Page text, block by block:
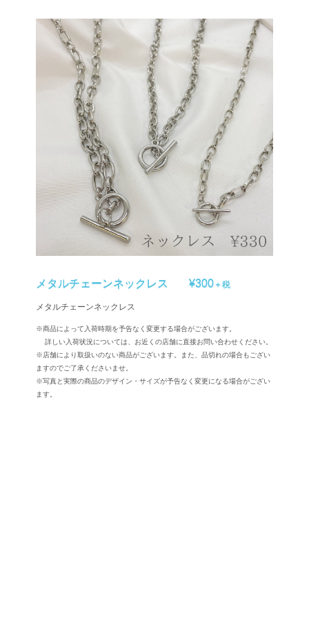
メタルチェーンネックレス ¥300＋税
メタルチェーンネックレス
※商品によって入荷時期を予告なく変更する場合がございます。
詳しい入荷状況については、お近くの店舗に直接お問い合わせください。
※店舗により取扱いのない商品がございます。また、品切れの場合もござい
ますのでご了承くださいませ。
※写真と実際の商品のデザイン・サイズが予告なく変更になる場合がござい
ます。